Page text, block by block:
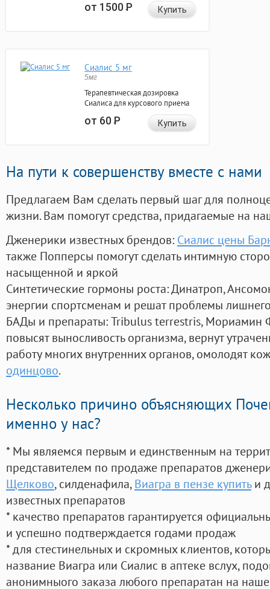
от 1500Р Купить
Сиалис 5 мг
5мг
Терапевтическая дозировка
Сиалиса для курсового приема
от 60Р Купить
На пути к совершенству вместе с нами
Предлагаем Вам сделать первый шаг для
жизни. Вам помогут средства, придагаемые на
Дженерики известных брендов: Сиалис цены
также Попперсы помогут сделать интимную
насыщенной и яркой
Синтетические гормоны роста: Динатроп,
энергии спортсменам и решат проблемы
БАДы и препараты:Tribulus terrestris, Мориамин
повысят выносливость организма, вернут
работу многих внутренних органов, омолодят
одинцово.
Несколько причино объясняющих
именно у нас?
* Мы являемся первым и единственным на
представителем по продаже препаратов
Щелково, силденафила, Виагра в пензе купитьи
известных препаратов
* качество препаратов гарантируется
и успешно подтверждается годами продаж
* для стестинельных и скромных клиентов,
название Виагра или Сиалис в аптеке вслух,
анонимныого заказа любого препаратан на